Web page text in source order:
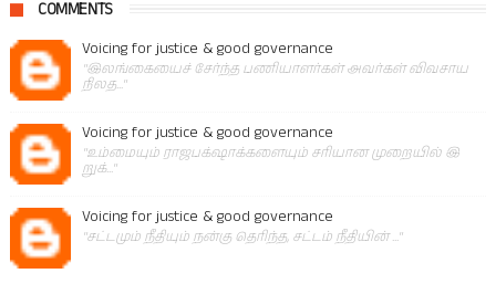
COMMENTS
Voicing for justice & good governance
"இலங்கையைச் சேர்ந்த பணியாளர்கள் அவர்கள் விவசாய
நிலத..."
Voicing for justice & good governance
"உம்மையும் ராஜபக்‌ஷாக்களையும் சரியான முறையில் இ
றுக்..."
Voicing for justice & good governance
"சட்டமும் நீதியும் நன்கு தெரிந்த, சட்டம் நீதியின் ..."